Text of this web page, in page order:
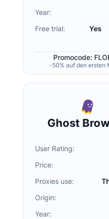
Year:
Free trial:
Yes
Promocode:
-50% auf den ersten
Ghost
User Rating:
Price:
Proxies use:
Origin:
Year: